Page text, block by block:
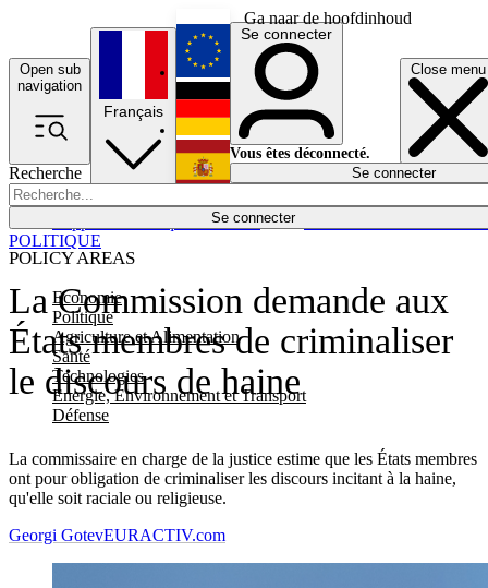
Ga naar de hoofdinhoud
Open sub
navigation
Close menu
Recherche
Se connecter
POLICY AREAS
Economie
Politique
Agriculture et Alimentation
Santé
Technologies
Energie, Environnement et Transport
Défense
Économie
Français
English
Deutsch
Español
Se connecter
Vous êtes déconnecté.
Se connecter
La Commission demande aux
États membres de criminaliser
le discours de haine
La commissaire en charge de la justice estime que les États membres
ont pour obligation de criminaliser les discours incitant à la haine,
qu'elle soit raciale ou religieuse.
POLITIQUE
Georgi GotevEURACTIV.com